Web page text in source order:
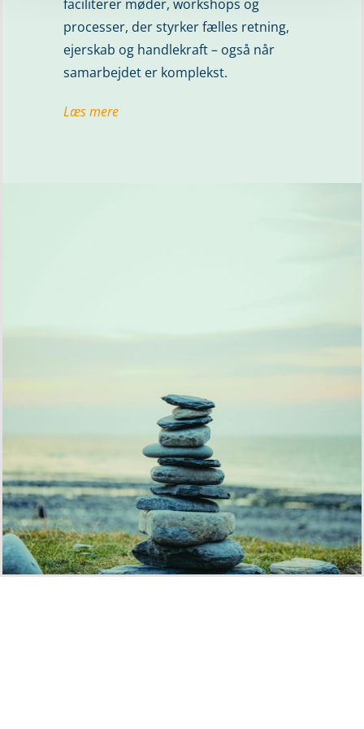
faciliterer møder, workshops og
processer, der styrker fælles retning,
ejerskab og handlekraft – også når
samarbejdet er komplekst.
Læs mere